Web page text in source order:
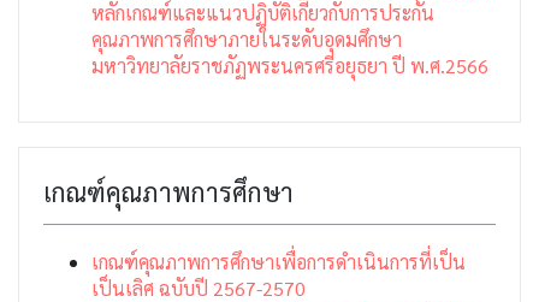
หลักเกณฑ์และแนวปฏิบัติเกี่ยวกับการประกัน
คุณภาพการศึกษาภายในระดับอุดมศึกษา
มหาวิทยาลัยราชภัฏพระนครศรีอยุธยา ปี พ.ศ.2566
เกณฑ์คุณภาพการศึกษา
เกณฑ์คุณภาพการศึกษาเพื่อการดำเนินการที่เป็น
เป็นเลิศ ฉบับปี 2567-2570